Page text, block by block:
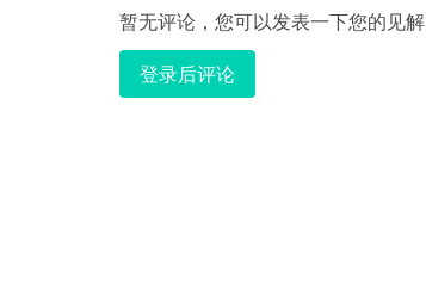
暂无评论，您可以发表一下您的见解
登录后评论